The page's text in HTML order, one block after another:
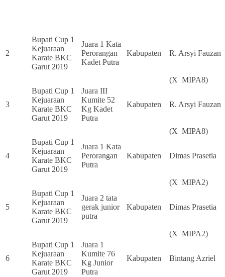
2
Bupati Cup 1
Kejuaraan
Karate BKC
Garut 2019
Juara 1 Kata
Perorangan
Kadet Putra
Kabupaten R. Arsyi Fauzan
(X MIPA8)
3
Bupati Cup 1
Kejuaraan
Karate BKC
Garut 2019
Juara III
Kumite 52
Kg Kadet
Putra
Kabupaten R. Arsyi Fauzan
(X MIPA8)
4
Bupati Cup 1
Kejuaraan
Karate BKC
Garut 2019
Juara 1 Kata
Perorangan
Putra
Kabupaten Dimas Prasetia
(X MIPA2)
5
Bupati Cup 1
Kejuaraan
Karate BKC
Garut 2019
Juara 2 tata
gerak junior
putra
Kabupaten Dimas Prasetia
(X MIPA2)
6
Bupati Cup 1
Kejuaraan
Karate BKC
Garut 2019
Juara 1
Kumite 76
Kg Junior
Putra
Kabupaten Bintang Azriel